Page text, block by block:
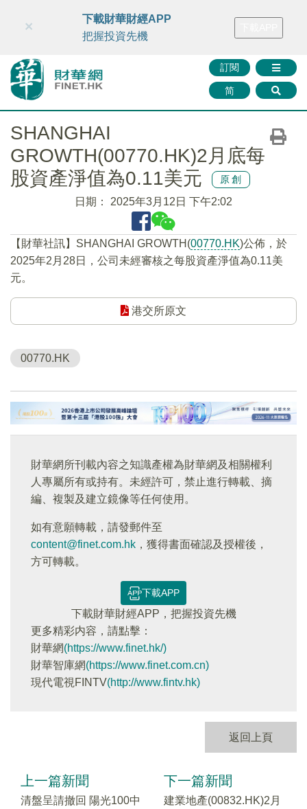
財華智庫網 FINTV FINMETA 財華證券 媒體矩陣
訂閱
简
×
下載財華財經APP
把握投資先機
SHANGHAI
GROWTH(00770.HK)2月底每
股資產淨值為0.11美元
原創
日期： 2025年3月12日 下午2:02
【財華社訊】SHANGHAI GROWTH(00770.HK)公佈，於
2025年2月28日，公司未經審核之每股資產淨值為0.11美
元。
港交所原文
00770.HK
財華網所刊載內容之知識產權為財華網及相關權利
人專屬所有或持有。未經許可，禁止進行轉載、摘
編、複製及建立鏡像等任何使用。
如有意願轉載，請發郵件至
content@finet.com.hk ，獲得書面確認及授權後，
方可轉載。
下載APP
下載財華財經APP，把握投資先機
更多精彩内容，請點擊：
財華網(https://www.finet.hk/)
財華智庫網(https://www.finet.com.cn)
現代電視FINTV(http://www.fintv.hk)
返回上頁
上一篇新聞
清盤呈請撤回 陽光100中
下一篇新聞
建業地產(00832.HK)2月